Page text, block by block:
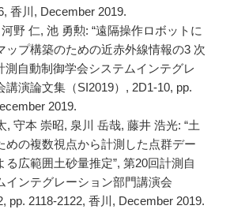
香川, December 2019.
野 仁, 池 勇勲: “遠隔操作ロボットに
ップ構築のための近赤外線情報の3 次
測自動制御学会システムインテグレ
講演論文集（SI2019）, 2D1-10, pp.
2019.
, 守本 崇昭, 泉川 岳哉, 藤井 浩光: “土
めの複数視点から計測した点群デー
る広範囲土砂量推定”, 第20回計測自
インテグレーション部門講演会
pp. 2118-2122, 香川, December 2019.